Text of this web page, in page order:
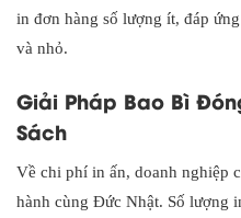
in đơn hàng số lượng ít, đáp
và nhỏ.
Giải Pháp Bao Bì
Sách
Về chi phí in ấn, doanh nghiệp
hành cùng Đức Nhật. Số lượng